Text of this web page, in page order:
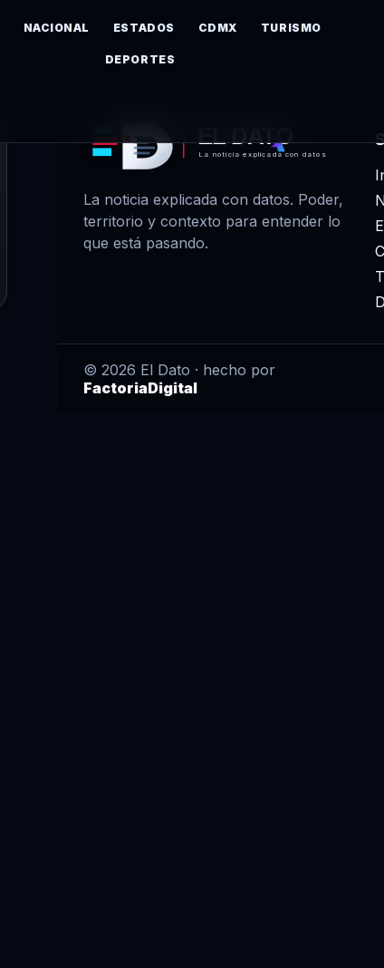
NACIONAL ESTADOS CDMX TURISMO
DEPORTES
EL DATO
La noticia explicada con datos
La noticia explicada con datos. Poder,
territorio y contexto para entender lo
que está pasando.
© 2026 El Dato · hecho por
FactoriaDigital